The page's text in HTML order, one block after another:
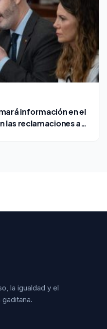
información en el
las reclamaciones al
la igualdad y el